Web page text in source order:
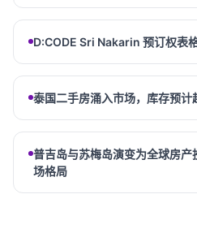
D:CODE Sri Nakarin 预订权表
泰国二手房涌入市场，库存预计
普吉岛与苏梅岛演变为全球房
场格局